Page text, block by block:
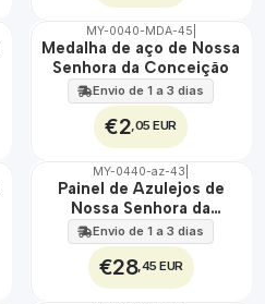
🇵🇹
100%
ÁGUA
MY-0040-MDA-45
Medalha de aço de Nossa
Senhora da Conceição
Envio de 1 a 3 dias
€2,05 EUR
🇵🇹
100%
EXT.
MY-0440-az-43
Painel de Azulejos de
Nossa Senhora da
Conceição 30 cm x 45
cm
Envio de 1 a 3 dias
€28,45 EUR